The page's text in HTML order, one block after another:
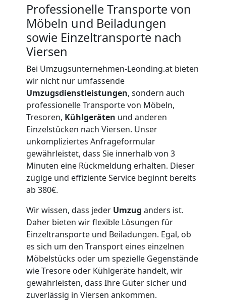
Professionelle Transporte von
Möbeln und Beiladungen
sowie Einzeltransporte nach
Viersen
Bei Umzugsunternehmen-Leonding.at bieten
wir nicht nur umfassende
Umzugsdienstleistungen, sondern auch
professionelle Transporte von Möbeln,
Tresoren, Kühlgeräten und anderen
Einzelstücken nach Viersen. Unser
unkompliziertes Anfrageformular
gewährleistet, dass Sie innerhalb von 3
Minuten eine Rückmeldung erhalten. Dieser
zügige und effiziente Service beginnt bereits
ab 380€.
Wir wissen, dass jeder Umzug anders ist.
Daher bieten wir flexible Lösungen für
Einzeltransporte und Beiladungen. Egal, ob
es sich um den Transport eines einzelnen
Möbelstücks oder um spezielle Gegenstände
wie Tresore oder Kühlgeräte handelt, wir
gewährleisten, dass Ihre Güter sicher und
zuverlässig in Viersen ankommen.
Leonding
Umzug
und
Lagerung
Leonding
Full-
Service-
Umzug
Leonding
Qualitäts-